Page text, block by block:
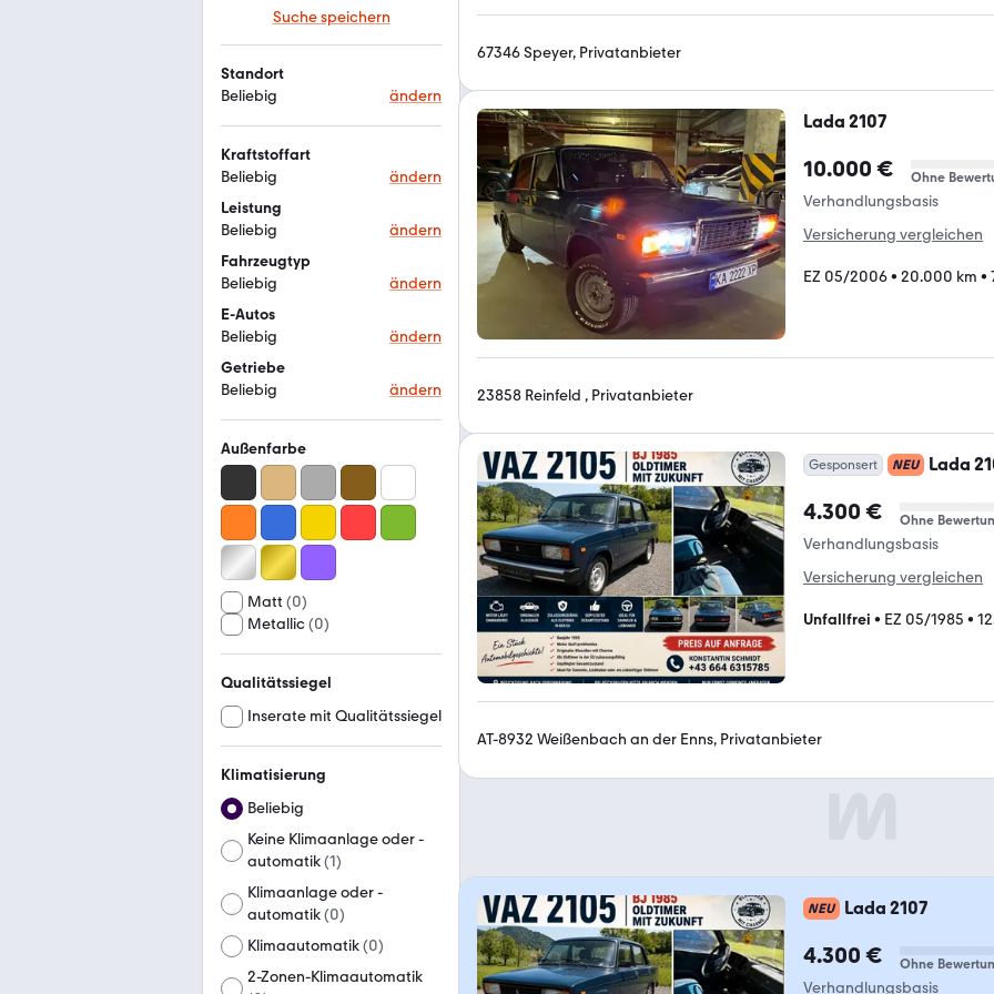
Suche speichern
Standort
Beliebig
ändern
Kraftstoffart
Beliebig
ändern
Leistung
Beliebig
ändern
Fahrzeugtyp
Beliebig
ändern
E-Autos
Beliebig
ändern
Getriebe
Beliebig
ändern
Außenfarbe
Matt (0)
Metallic(0)
Qualitätssiegel
Inserate mit Qualitätssiegel
Klimatisierung
Beliebig
Keine Klimaanlage oder -
automatik(1)
Klimaanlage oder -
automatik(0)
Klimaautomatik(0)
2-Zonen-Klimaautomatik
67346 Speyer, Privatanbieter
Lada 2107
10.000 € Ohne
Verhandlungsbasis
Versicherung vergleichen
EZ 05/2006• 20.000 km •
23858 Reinfeld , Privatanbieter
Gesponsert NEU Lada
4.300 € Ohne
Verhandlungsbasis
Versicherung vergleichen
Unfallfrei • EZ 05/1985 •
AT-8932 Weißenbach an der Enns, Privatanbieter
NEU Lada 2107
4.300 € Ohne
Verhandlungsbasis